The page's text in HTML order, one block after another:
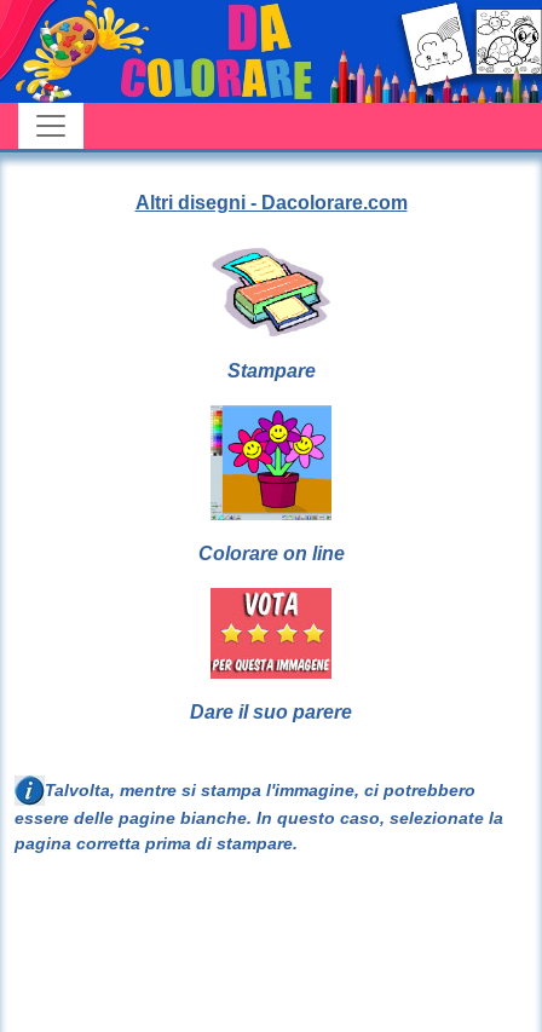
Altri disegni - Dacolorare.com
Stampare
Colorare on line
Dare il suo parere
Talvolta, mentre si stampa l'immagine, ci potrebbero
essere delle pagine bianche. In questo caso, selezionate la
pagina corretta prima di stampare.